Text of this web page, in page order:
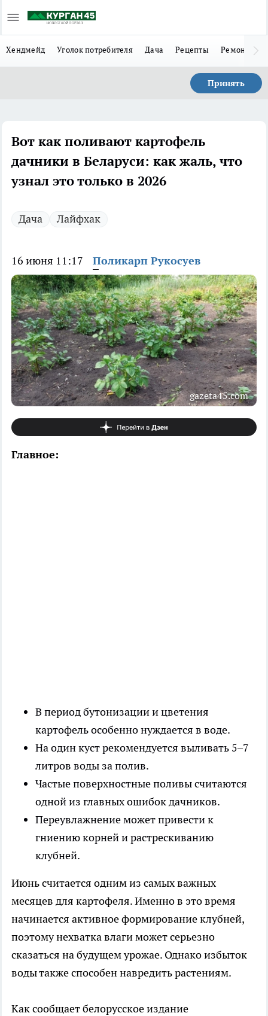
Хендмейд Уголок потребителя Дача Рецепты Ремонт
Принять
Вот как поливают картофель
дачники в Беларуси: как жаль, что
узнал это только в 2026
Дача Лайфхак
16 июня 11:17 Поликарп Рукосуев
gazeta45.com
Главное:
В период бутонизации и цветения
картофель особенно нуждается в воде.
На один куст рекомендуется выливать 5–7
литров воды за полив.
Частые поверхностные поливы считаются
одной из главных ошибок дачников.
Переувлажнение может привести к
гниению корней и растрескиванию
клубней.
Июнь считается одним из самых важных
месяцев для картофеля. Именно в это время
начинается активное формирование клубней,
поэтому нехватка влаги может серьезно
сказаться на будущем урожае. Однако избыток
воды также способен навредить растениям.
Как сообщает белорусское издание